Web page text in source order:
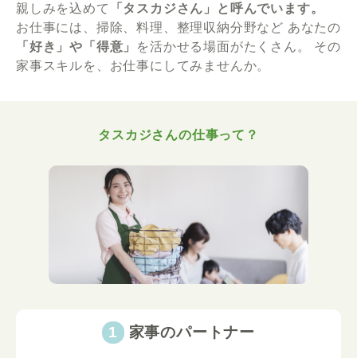
親しみを込めて
「タスカジさん」と呼んでいます。
お仕事には、掃除、料理、整理収納分野など あなたの
「好き」や「得意」
を活かせる場面がたくさん。
その
家事スキルを、お仕事にしてみませんか。
タスカジさんの仕事って？
家事のパートナー